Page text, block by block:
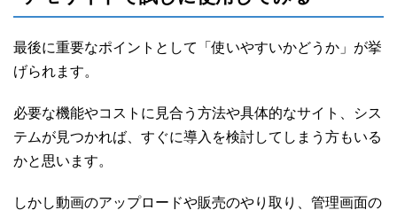
最後に重要なポイントとして「使いやすいかどうか」が挙
げられます。
必要な機能やコストに見合う方法や具体的なサイト、シス
テムが見つかれば、すぐに導入を検討してしまう方もいる
かと思います。
しかし動画のアップロードや販売のやり取り、管理画面の